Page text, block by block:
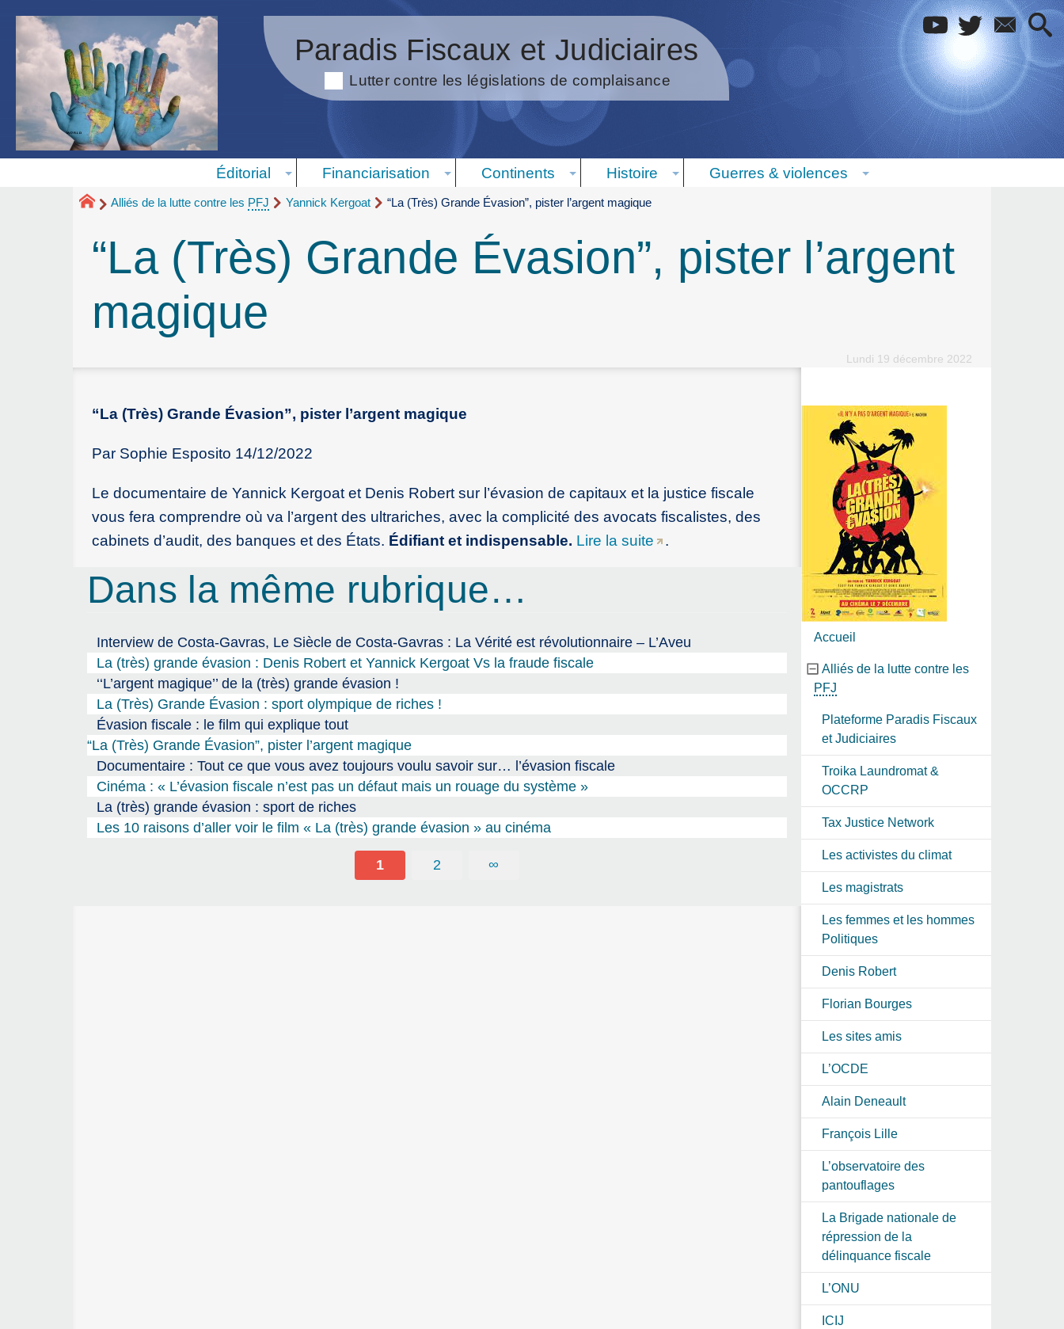
Paradis Fiscaux et Judiciaires
Lutter contre les législations de complaisance
Éditorial Financiarisation Continents Histoire Guerres & violences
Alliés de la lutte contre les PFJ Yannick Kergoat “La (Très) Grande Évasion”, pister l’argent magique
“La (Très) Grande Évasion”, pister l’argent
magique
Lundi 19 décembre 2022
“La (Très) Grande Évasion”, pister l’argent magique
Par Sophie Esposito 14/12/2022
Le documentaire de Yannick Kergoat et Denis Robert sur l’évasion de capitaux et la justice fiscale
vous fera comprendre où va l’argent des ultrariches, avec la complicité des avocats fiscalistes, des
cabinets d’audit, des banques et des États. Édifiant et indispensable. Lire la suite .
Dans la même rubrique…
Interview de Costa-Gavras, Le Siècle de Costa-Gavras : La Vérité est révolutionnaire – L’Aveu
La (très) grande évasion : Denis Robert et Yannick Kergoat Vs la fraude fiscale
‘‘L’argent magique’’ de la (très) grande évasion !
La (Très) Grande Évasion : sport olympique de riches !
Évasion fiscale : le film qui explique tout
“La (Très) Grande Évasion”, pister l’argent magique
Documentaire : Tout ce que vous avez toujours voulu savoir sur… l’évasion fiscale
Cinéma : « L’évasion fiscale n’est pas un défaut mais un rouage du système »
La (très) grande évasion : sport de riches
Les 10 raisons d’aller voir le film « La (très) grande évasion » au cinéma
1 2 ∞
Accueil
Alliés de la lutte contre les
PFJ
Plateforme Paradis Fiscaux
et Judiciaires
Troika Laundromat &
OCCRP
Tax Justice Network
Les activistes du climat
Les magistrats
Les femmes et les hommes
Politiques
Denis Robert
Florian Bourges
Les sites amis
L’OCDE
Alain Deneault
François Lille
L’observatoire des
pantouflages
La Brigade nationale de
répression de la
délinquance fiscale
L’ONU
ICIJ